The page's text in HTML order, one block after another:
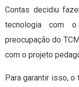
Contas decidiu
tecnologia com
preocupação do
com o projeto
Para garantir isso, o